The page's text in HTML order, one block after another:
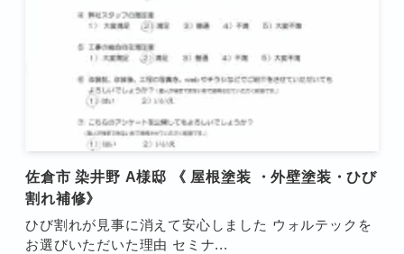
佐倉市 染井野 A様邸 《 屋根塗装 ・外壁塗装・ひび
割れ補修》
ひび割れが見事に消えて安心しました ウォルテックを
お選びいただいた理由 セミナ...